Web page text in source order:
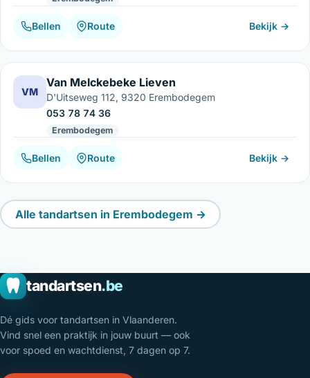
Bellen Route Bekijk →
VM
Van Melckebeke Lieven
D'Uitseweg 112, 9320 Erembodegem
053 78 74 36
Erembodegem
Bellen Route Bekijk →
Alle tandartsen in Erembodegem →
tandartsen.be
Dé gids voor tandartsen in Vlaanderen.
Vind snel een praktijk in jouw buurt — ook
voor spoed en wachtdienst, 7 dagen op 7.